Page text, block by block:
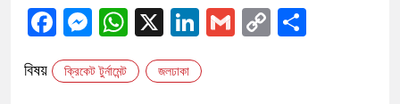
Facebook
Messenger
WhatsApp
X LinkedIn
GmailCopy
বিষয় ক্রিকেট টুর্নামেন্ট জলঢাকা